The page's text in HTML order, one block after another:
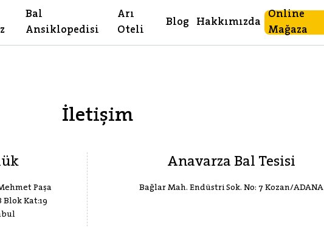
Bal
Ansiklopedisi
Arı
Oteli
Blog Hakkımızda
Online
Mağaza
İletişim
Paşa
Kat:19
Anavarza Bal Tesisi
Bağlar Mah. Endüstri Sok. No: 7 Kozan/ADANA